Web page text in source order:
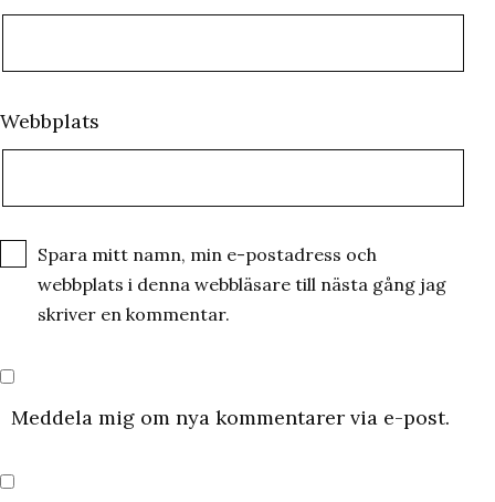
Webbplats
Spara mitt namn, min e-postadress och
webbplats i denna webbläsare till nästa gång jag
skriver en kommentar.
Meddela mig om nya kommentarer via e-post.